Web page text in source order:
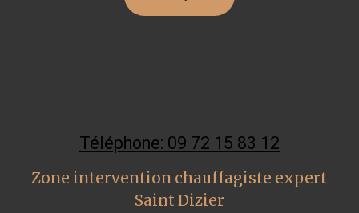
Téléphone: 09 72 15 83 12
Zone intervention chauffagiste expert
Saint Dizier